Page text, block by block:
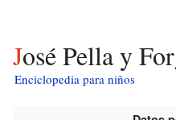
José Pella y
Enciclopedia para niños